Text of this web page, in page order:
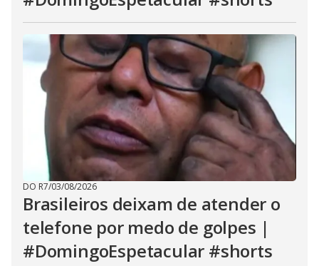
DO R7/03/08/2026
Brasileiros deixam de atender o
telefone por medo de golpes |
#DomingoEspetacular #shorts